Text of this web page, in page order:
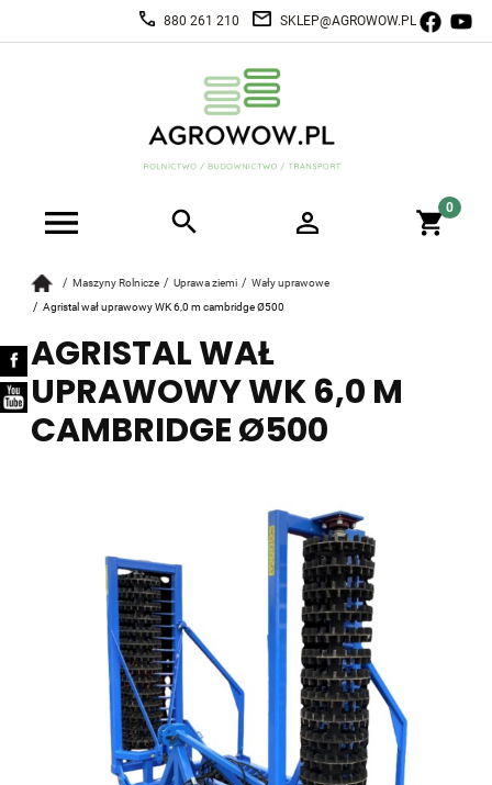
880 261 210 SKLEP@AGROWOW.PL
Maszyny Rolnicze Uprawa ziemi
Wały uprawowe
Agristal wał uprawowy WK 6,0 m cambridge Ø500
AGRISTAL WAŁ
UPRAWOWY WK 6,0 M
CAMBRIDGE Ø500